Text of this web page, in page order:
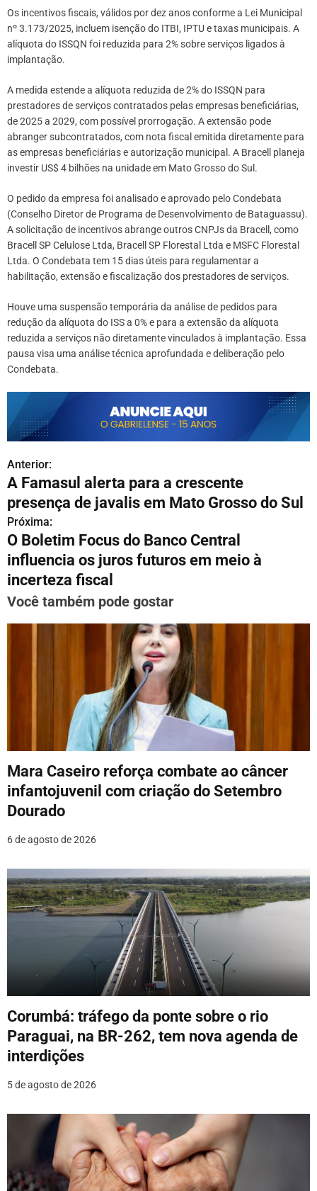
Os incentivos fiscais, válidos por dez anos conforme a Lei Municipal
nº 3.173/2025, incluem isenção do ITBI, IPTU e taxas municipais. A
alíquota do ISSQN foi reduzida para 2% sobre serviços ligados à
implantação.
A medida estende a alíquota reduzida de 2% do ISSQN para
prestadores de serviços contratados pelas empresas beneficiárias,
de 2025 a 2029, com possível prorrogação. A extensão pode
abranger subcontratados, com nota fiscal emitida diretamente para
as empresas beneficiárias e autorização municipal. A Bracell planeja
investir US$ 4 bilhões na unidade em Mato Grosso do Sul.
O pedido da empresa foi analisado e aprovado pelo Condebata
(Conselho Diretor de Programa de Desenvolvimento de Bataguassu).
A solicitação de incentivos abrange outros CNPJs da Bracell, como
Bracell SP Celulose Ltda, Bracell SP Florestal Ltda e MSFC Florestal
Ltda. O Condebata tem 15 dias úteis para regulamentar a
habilitação, extensão e fiscalização dos prestadores de serviços.
Houve uma suspensão temporária da análise de pedidos para
redução da alíquota do ISS a 0% e para a extensão da alíquota
reduzida a serviços não diretamente vinculados à implantação. Essa
pausa visa uma análise técnica aprofundada e deliberação pelo
Condebata.
N
a
v
e
g
a
ç
P
o
s
t
Anterior:
A Famasul alerta para a crescente
presença de javalis em Mato Grosso do Sul
Próxima:
O Boletim Focus do Banco Central
influencia os juros futuros em meio à
incerteza fiscal
Você também pode gostar
Mara Caseiro reforça combate ao câncer
infantojuvenil com criação do Setembro
Dourado
6 de agosto de 2026
Corumbá: tráfego da ponte sobre o rio
Paraguai, na BR-262, tem nova agenda de
interdições
5 de agosto de 2026